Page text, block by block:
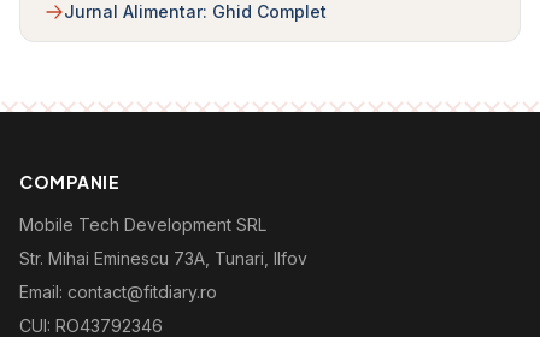
Jurnal Alimentar: Ghid Complet
COMPANIE
Mobile Tech Development SRL
Str. Mihai Eminescu 73A, Tunari, Ilfov
Email: contact@fitdiary.ro
CUI: RO43792346